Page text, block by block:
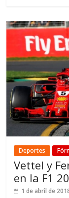
Deportes
Vettel y
en la F1
1 de abril de